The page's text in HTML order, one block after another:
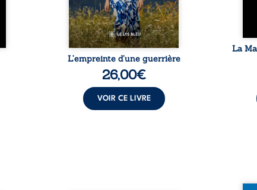
L’empreinte d’une guerrière
26,00€
VOIR CE LIVRE
La